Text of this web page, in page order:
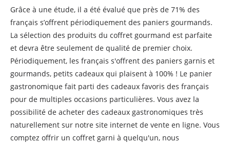
Grâce à une étude, il a été évalué que près de 71% des
français s’offrent périodiquement des paniers gourmands.
La sélection des produits du coffret gourmand est parfaite
et devra être seulement de qualité de premier choix.
Périodiquement, les français s'offrent des paniers garnis et
gourmands, petits cadeaux qui plaisent à 100% ! Le panier
gastronomique fait parti des cadeaux favoris des français
pour de multiples occasions particulières. Vous avez la
possibilité de acheter des cadeaux gastronomiques très
naturellement sur notre site internet de vente en ligne. Vous
comptez offrir un coffret garni à quelqu'un, nous